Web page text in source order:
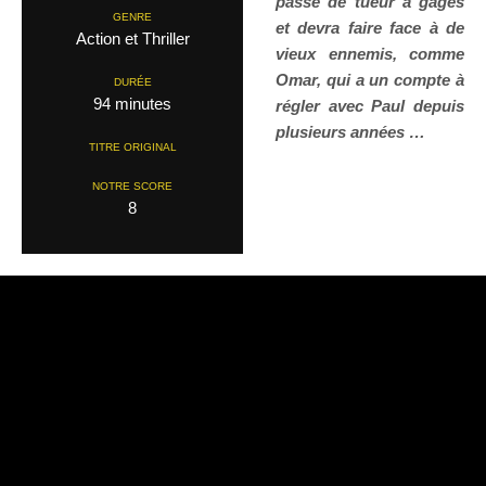
GENRE
Action et Thriller
DURÉE
94 minutes
TITRE ORIGINAL
NOTRE SCORE
8
et devra faire face à de
vieux ennemis, comme
Omar, qui a un compte à
régler avec Paul depuis
plusieurs années …